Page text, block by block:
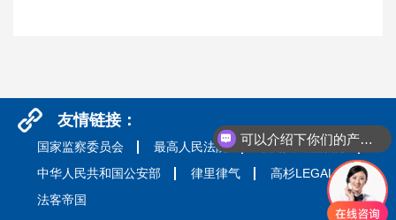
友情链接：
国家监察委员会 最高人民法院
最高人民检察院
中华人民共和国公安部
律里律气
高杉LEGAL
法客帝国
可以介绍下你们的产品么